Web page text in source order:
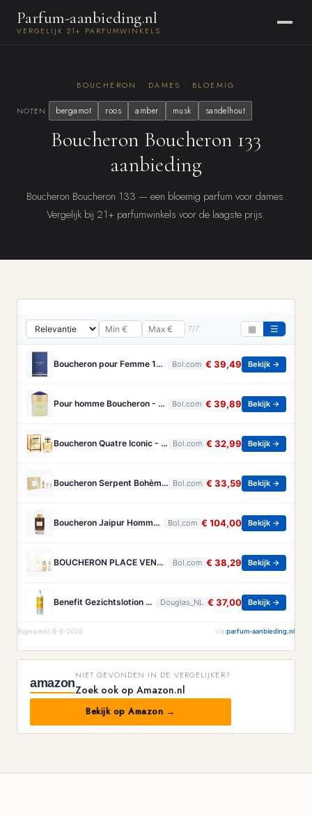
Parfum-aanbieding.nl
VERGELIJK 21+ PARFUMWINKELS
BOUCHERON · DAMES · BLOEMIG
NOTEN bergamot roos amber musk sandelhout
Boucheron Boucheron 133
aanbieding
Boucheron Boucheron 133 — een bloemig parfum voor dames.
Vergelijk bij 21+ parfumwinkels voor de laagste prijs.
7/7 ▦ ☰
Boucheron pour Femme 100 ml Eau de Parfum - Damesparfum Bol.com € 39,49 Bekijk →
Pour homme Boucheron - 100 ml - Eau de parfum Bol.com € 39,89 Bekijk →
Boucheron Quatre Iconic - 50 ml - eau de parfum spray - damesparfum Bol.com € 32,99 Bekijk →
Boucheron Serpent Bohème Gift Set 50ml Eau de Parfum + 50ml Bath & Shower Gel + 50ml Body Lotion - Geschenkset Bol.com € 33,59 Bekijk →
Boucheron Jaipur Homme Eau de Parfum 100ml Spray Bol.com € 104,00 Bekijk →
BOUCHERON PLACE VENDOME GESCHENKSET Bol.com € 38,29 Bekijk →
Benefit Gezichtslotion The POREfessional Gezichtstoner Unisex 133ml Douglas_NL € 37,00 Bekijk →
Bijgewerkt 8-8-2026 Via parfum-aanbieding.nl
amazon
NIET GEVONDEN IN DE VERGELIJKER?
Zoek ook op Amazon.nl
Bekijk op Amazon →